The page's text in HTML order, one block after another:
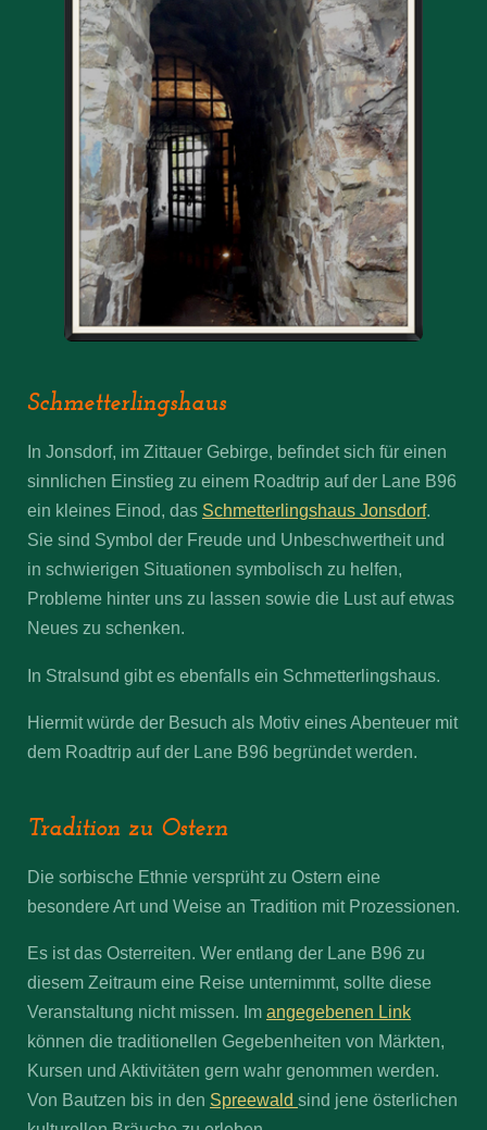
Schmetterlingshaus
In Jonsdorf, im Zittauer Gebirge, befindet sich für einen
sinnlichen Einstieg zu einem Roadtrip auf der Lane B96
ein kleines Einod, das Schmetterlingshaus Jonsdorf.
Sie sind Symbol der Freude und Unbeschwertheit und
in schwierigen Situationen symbolisch zu helfen,
Probleme hinter uns zu lassen sowie die Lust auf etwas
Neues zu schenken.
In Stralsund gibt es ebenfalls ein Schmetterlingshaus.
Hiermit würde der Besuch als Motiv eines Abenteuer mit
dem Roadtrip auf der Lane B96 begründet werden.
Tradition zu Ostern
Die sorbische Ethnie versprüht zu Ostern eine
besondere Art und Weise an Tradition mit Prozessionen.
Es ist das Osterreiten. Wer entlang der Lane B96 zu
diesem Zeitraum eine Reise unternimmt, sollte diese
Veranstaltung nicht missen. Im angegebenen Link
können die traditionellen Gegebenheiten von Märkten,
Kursen und Aktivitäten gern wahr genommen werden.
Von Bautzen bis in den Spreewald sind jene österlichen